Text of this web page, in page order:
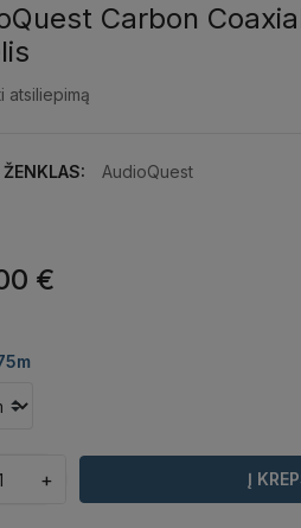
Carbon
atsiliepimą
ŽENKLAS: AudioQuest
€
+ Į